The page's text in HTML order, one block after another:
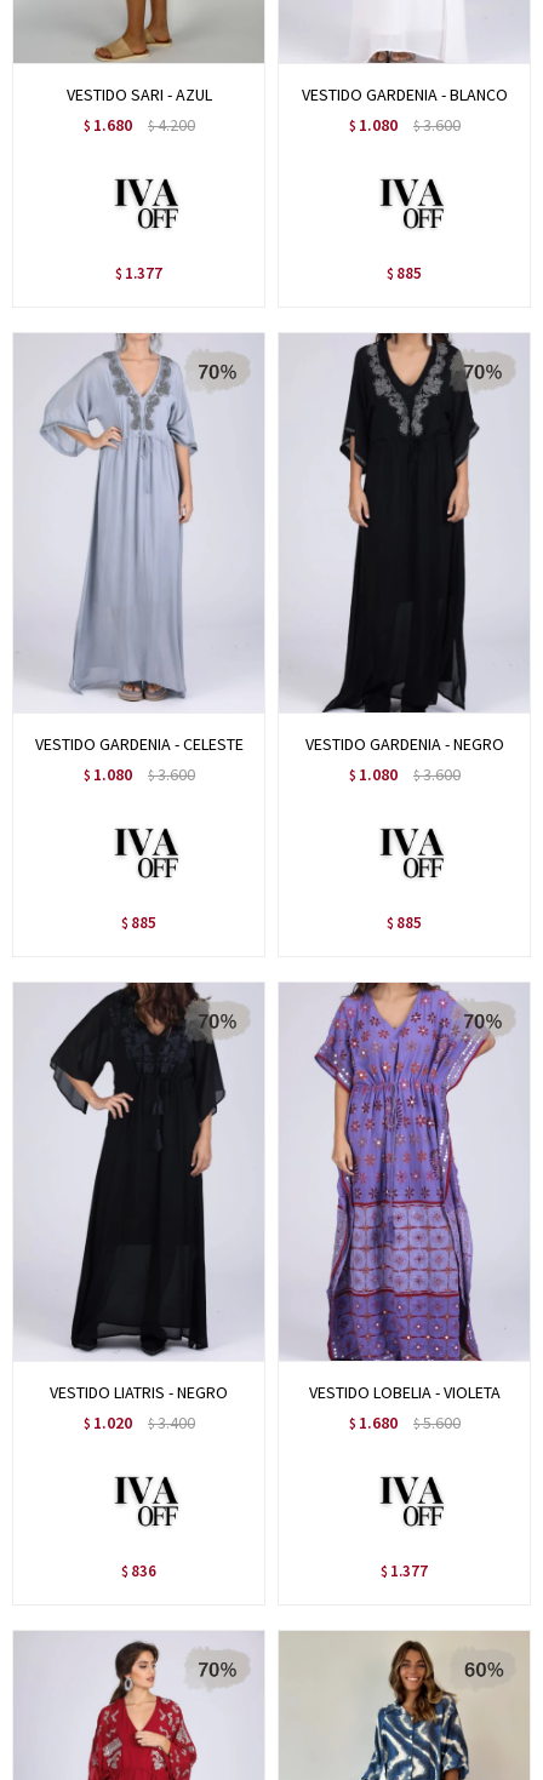
VESTIDO SARI - AZUL
$ 1.680 $4.200
$ 1.377
VESTIDO GARDENIA - BLANCO
$ 1.080 $3.600
$ 885
VESTIDO GARDENIA - CELESTE
$ 1.080 $3.600
$ 885
VESTIDO GARDENIA - NEGRO
$ 1.080 $3.600
$ 885
VESTIDO LIATRIS - NEGRO
$ 1.020 $3.400
$ 836
VESTIDO LOBELIA - VIOLETA
$ 1.680 $5.600
$ 1.377